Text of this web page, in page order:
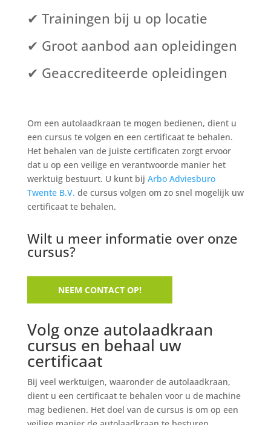
✔ Trainingen bij u op locatie
✔ Groot aanbod aan opleidingen
✔ Geaccrediteerde opleidingen
Om een autolaadkraan te mogen bedienen, dient u
een cursus te volgen en een certificaat te behalen.
Het behalen van de juiste certificaten zorgt ervoor
dat u op een veilige en verantwoorde manier het
werktuig bestuurt. U kunt bij Arbo Adviesburo
Twente B.V. de cursus volgen om zo snel mogelijk uw
certificaat te behalen.
Wilt u meer informatie over onze
cursus?
NEEM CONTACT OP!
Volg onze autolaadkraan
cursus en behaal uw
certificaat
Bij veel werktuigen, waaronder de autolaadkraan,
dient u een certificaat te behalen voor u de machine
mag bedienen. Het doel van de cursus is om op een